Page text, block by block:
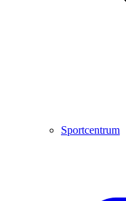
Sportcentrum